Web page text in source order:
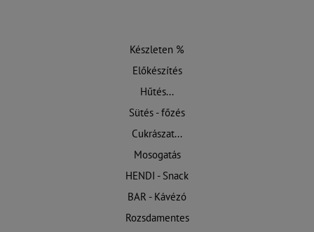
Készleten %
Előkészítés
Hűtés...
Sütés - főzés
Cukrászat...
Mosogatás
HENDI - Snack
BAR - Kávézó
Rozsdamentes